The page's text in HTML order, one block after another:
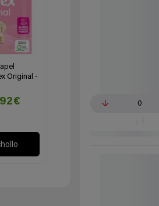
Original -
0